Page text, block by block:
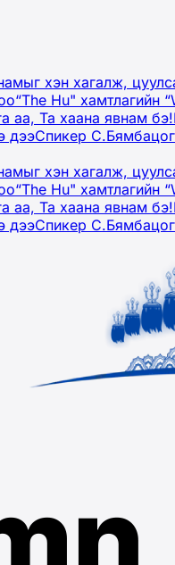
хэн хагалж,
“The Hu" хамтлагийн
аа, Та хаана явнам бэ!
дээСпикер
хэн хагалж,
“The Hu" хамтлагийн
аа, Та хаана явнам бэ!
дээСпикер